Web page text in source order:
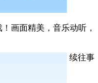
画面精美，音乐动听，
续往事